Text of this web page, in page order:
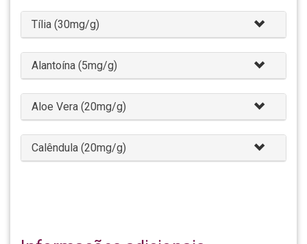
Tília (30mg/g)
Alantoína (5mg/g)
Aloe Vera (20mg/g)
Calêndula (20mg/g)